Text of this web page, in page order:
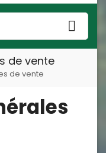
de vente
de vente